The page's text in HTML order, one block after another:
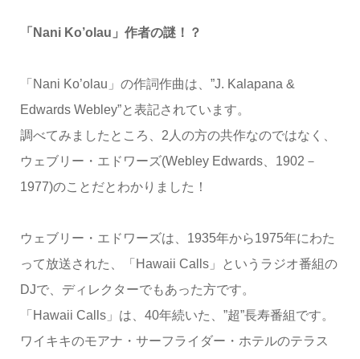
「Nani Ko’olau」作者の謎！？
「Nani Ko’olau」の作詞作曲は、”J. Kalapana &
Edwards Webley”と表記されています。
調べてみましたところ、2人の方の共作なのではなく、
ウェブリー・エドワーズ(Webley Edwards、1902－
1977)のことだとわかりました！
ウェブリー・エドワーズは、1935年から1975年にわた
って放送された、「Hawaii Calls」というラジオ番組の
DJで、ディレクターでもあった方です。
「Hawaii Calls」は、40年続いた、”超”長寿番組です。
ワイキキのモアナ・サーフライダー・ホテルのテラス